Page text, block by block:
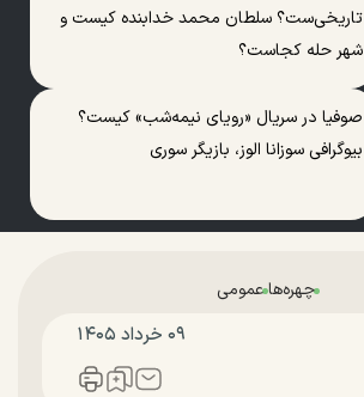
تاریخی‌ست؟ سلطان محمد خدابنده کیست و
شهر حله کجاست؟
صوفیا در سریال «رویای نیمه‌شب» کیست؟
بیوگرافی سوزانا الوز، بازیگر سوری
چهره‌هاعمومی
۰۹ خرداد ۱۴۰۵